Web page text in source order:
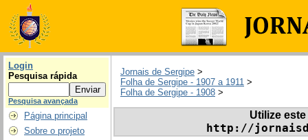
Login
Pesquisa rápida
Pesquisa avançada
Página principal
Sobre o projeto
Jornais de Sergipe >
Folha de Sergipe - 1907 a 1911 >
Folha de Sergipe - 1908 >
Utilize
http://